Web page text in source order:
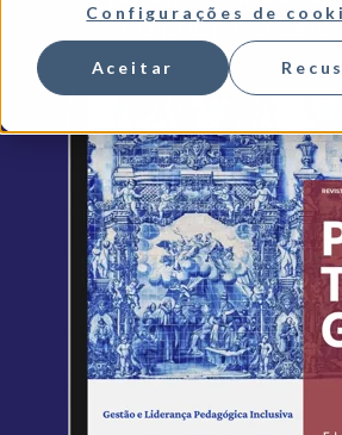
Configurações de
Aceitar
é urgente pensar sobre